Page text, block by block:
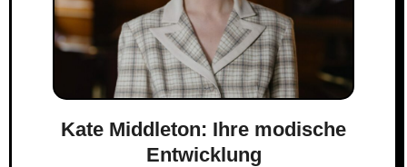
Kate Middleton: Ihre modische
Entwicklung